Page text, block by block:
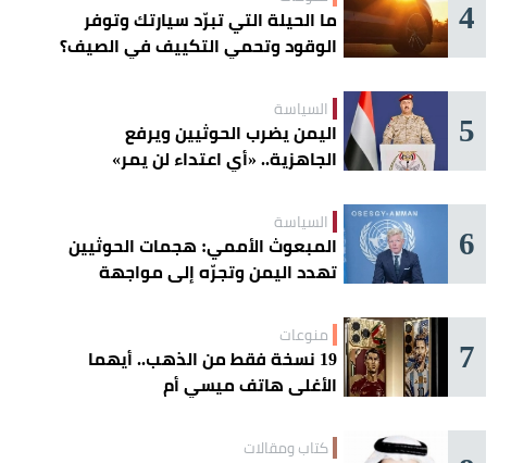
4
ما الحيلة التي تبرّد سيارتك وتوفر
الوقود وتحمي التكييف في الصيف؟
5 السياسة
اليمن يضرب الحوثيين ويرفع
الجاهزية.. «أي اعتداء لن يمر»
6 السياسة
المبعوث الأممي: هجمات الحوثيين
تهدد اليمن وتجرّه إلى مواجهة
7 منوعات
19 نسخة فقط من الذهب.. أيهما
الأغلى هاتف ميسي أم
كتاب ومقالات